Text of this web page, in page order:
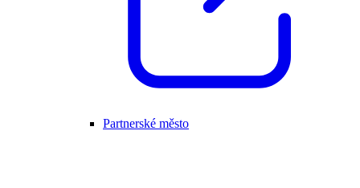
Partnerské město